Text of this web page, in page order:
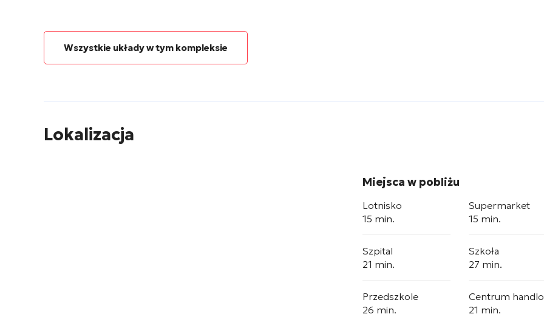
Wszystkie układy w tym kompleksie
Lokalizacja
Miejsca w pobliżu
Lotnisko
15 min.
Supermarket
15 min.
Szpital
21 min.
Szkoła
27 min.
Przedszkole
26 min.
Centrum
21 min.